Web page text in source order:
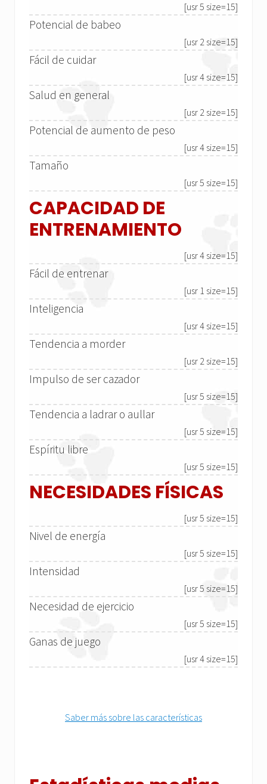
[usr 5 size=15]
Potencial de babeo
[usr 2 size=15]
Fácil de cuidar
[usr 4 size=15]
Salud en general
[usr 2 size=15]
Potencial de aumento de peso
[usr 4 size=15]
Tamaño
[usr 5 size=15]
CAPACIDAD DE
ENTRENAMIENTO
[usr 4 size=15]
Fácil de entrenar
[usr 1 size=15]
Inteligencia
[usr 4 size=15]
Tendencia a morder
[usr 2 size=15]
Impulso de ser cazador
[usr 5 size=15]
Tendencia a ladrar o aullar
[usr 5 size=15]
Espíritu libre
[usr 5 size=15]
NECESIDADES FÍSICAS
[usr 5 size=15]
Nivel de energía
[usr 5 size=15]
Intensidad
[usr 5 size=15]
Necesidad de ejercicio
[usr 5 size=15]
Ganas de juego
[usr 4 size=15]
Saber más sobre las características